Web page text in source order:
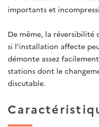
importants et
De même, la réversibilité
si l’installation affecte
démonte assez
stations dont le
discutable.